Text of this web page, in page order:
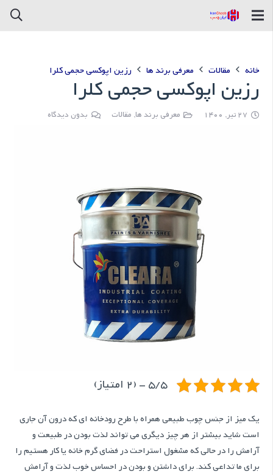
خانه مقالات معرفی برند ها رزین اپوکسی حجمی کلرا
رزین اپوکسی حجمی کلرا
27 تیر, 1400 معرفی برند ها, مقالات بدون دیدگاه
5/5 - (2 امتیاز)
یک میز از جنس چوب طبیعی همراه با طرح رودخانه ای که درون آن جاری
است شاید بیشتر از هر چیز دیگری می تواند لذت بودن در طبیعت و
آرامش را در حالی که مشغول استراحت در فضای گرم خانه یا کار هستیم را
برای ما تداعی کند. برای داشتن و بودن در احساس خوب لذت و آرامش